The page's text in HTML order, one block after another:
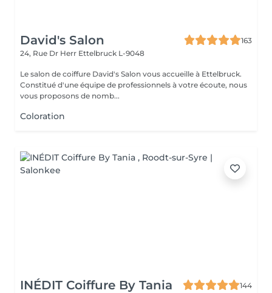
David's Salon
163
24, Rue Dr Herr Ettelbruck L-9048
Le salon de coiffure David's Salon vous accueille à Ettelbruck.
Constitué d'une équipe de professionnels à votre écoute, nous
vous proposons de nomb...
Coloration
INÉDIT Coiffure By Tania
144